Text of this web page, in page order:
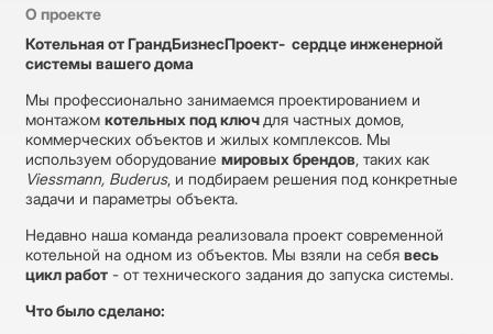
О проекте
Котельная от ГрандБизнесПроект- сердце инженерной
системы вашего дома
Мы профессионально занимаемся проектированием и
монтажом котельных под ключ для частных домов,
коммерческих объектов и жилых комплексов. Мы
используем оборудование мировых брендов, таких как
Viessmann, Buderus, и подбираем решения под конкретные
задачи и параметры объекта.
Недавно наша команда реализовала проект современной
котельной на одном из объектов. Мы взяли на себя весь
цикл работ- от технического задания до запуска системы.
Что было сделано: